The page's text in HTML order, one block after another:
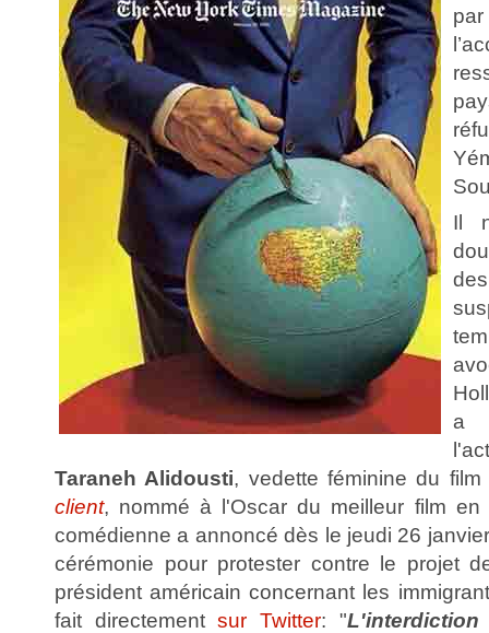
Il
a
Taraneh Alidousti, vedette féminine du
client, nommé à l'Oscar du meilleur film en
comédienne a annoncé dès le jeudi 26
cérémonie pour protester contre le projet
président américain concernant les
fait directementsur Twitter: "